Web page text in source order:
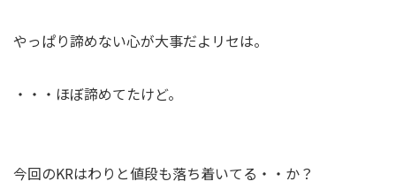
やっぱり諦めない心が大事だよリセは。
・・・ほぼ諦めてたけど。
今回のKRはわりと値段も落ち着いてる・・か？